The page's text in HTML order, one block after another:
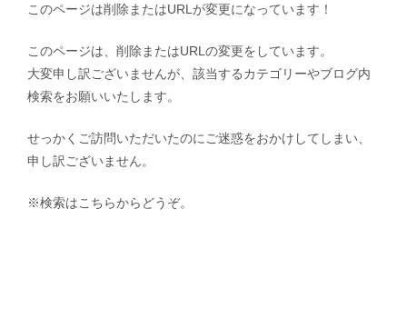
このページは削除またはURLが変更になっています！
このページは、削除またはURLの変更をしています。
大変申し訳ございませんが、該当するカテゴリーやブログ内
検索をお願いいたします。
せっかくご訪問いただいたのにご迷惑をおかけしてしまい、
申し訳ございません。
※検索はこちらからどうぞ。